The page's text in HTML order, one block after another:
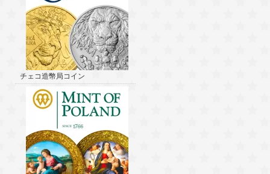
チェコ造幣局コイン